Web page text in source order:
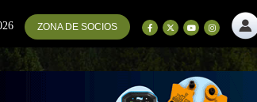
ZONA DE SOCIOS